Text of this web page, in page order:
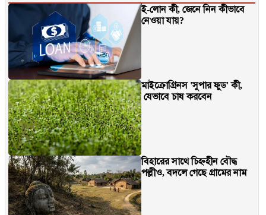
ই-লোন কী, জেনে নিন কীভাবে
নেওয়া যায়?
মাইক্রোগ্রিনস 'সুপার ফুড' কী,
যেভাবে চাষ করবেন
বিহারের সাথে চিহ্নহীন বৌদ্ধ
পল্লীও, বদলে গেছে গ্রামের নাম